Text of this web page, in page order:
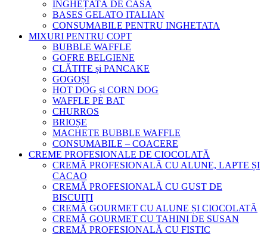
ÎNGHEȚATĂ DE CASA
BASES GELATO ITALIAN
CONSUMABILE PENTRU INGHETATA
MIXURI PENTRU COPT
BUBBLE WAFFLE
GOFRE BELGIENE
CLĂTITE și PANCAKE
GOGOȘI
HOT DOG și CORN DOG
WAFFLE PE BAT
CHURROS
BRIOȘE
MACHETE BUBBLE WAFFLE
CONSUMABILE – COACERE
CREME PROFESIONALE DE CIOCOLATĂ
CREMĂ PROFESIONALĂ CU ALUNE, LAPTE ȘI
CACAO
CREMĂ PROFESIONALĂ CU GUST DE
BISCUIȚI
CREMĂ GOURMET CU ALUNE ȘI CIOCOLATĂ
CREMĂ GOURMET CU TAHINI DE SUSAN
CREMĂ PROFESIONALĂ CU FISTIC